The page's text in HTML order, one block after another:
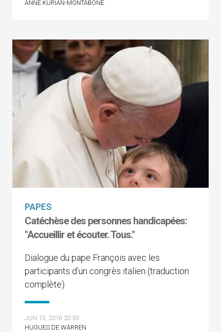
ANNE KURIAN-MONTABONE
PAPES
Catéchèse des personnes handicapées:
"Accueillir et écouter. Tous."
Dialogue du pape François avec les
participants d’un congrès italien (traduction
complète)
JUN 13, 2016 20:55
HUGUES DE WARREN